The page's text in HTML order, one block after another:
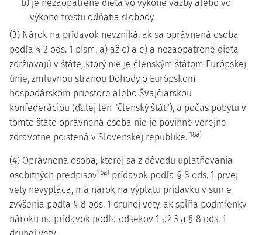
b) je nezaopatrené dieťa vo výkone väzby alebo vo
výkone trestu odňatia slobody.
(3) Nárok na prídavok nevzniká, ak sa oprávnená osoba
podľa § 2 ods. 1 písm. a) až c) a e) a nezaopatrené dieťa
zdržiavajú v štáte, ktorý nie je členským štátom Európskej
únie, zmluvnou stranou Dohody o Európskom
hospodárskom priestore alebo Švajčiarskou
konfederáciou (ďalej len "členský štát"), a počas pobytu v
tomto štáte oprávnená osoba nie je povinne verejne
zdravotne poistená v Slovenskej republike. 18a)
(4) Oprávnená osoba, ktorej sa z dôvodu uplatňovania
osobitných predpisov16a) prídavok podľa § 8 ods. 1 prvej
vety nevypláca, má nárok na výplatu prídavku v sume
zvýšenia podľa § 8 ods. 1 druhej vety, ak spĺňa podmienky
nároku na prídavok podľa odsekov 1 až 3 a § 8 ods. 1